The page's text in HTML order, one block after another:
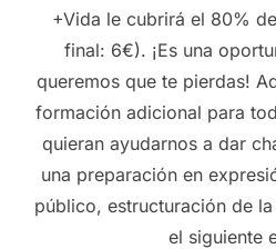
+Vida le cubrirá el 80%
final: 6€). ¡Es una
queremos que te pierdas!
formación adicional para
quieran ayudarnos a dar
una preparación en
público, estructuración de
el siguiente